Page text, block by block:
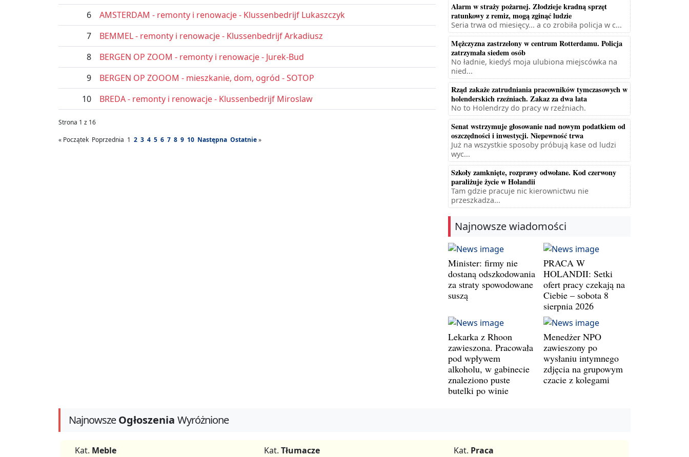
6
AMSTERDAM - remonty i renowacje - Klussenbedrijf Lukaszczyk
7
BEMMEL - remonty i renowacje - Klussenbedrijf Arkadiusz
8
BERGEN OP ZOOM - remonty i renowacje - Jurek-Bud
9
BERGEN OP ZOOOM - mieszkanie, dom, ogród - SOTOP
10
BREDA - remonty i renowacje - Klussenbedrijf Miroslaw
Strona 1 z 16
« Początek Poprzednia 1 2 3 4 5 6 7 8 9 10 Następna Ostatnie»
Alarm w straży pożarnej. Złodzieje kradną sprzęt
ratunkowy z remiz, mogą zginąć ludzie
Seria trwa od miesięcy... a co zrobiła policja w c...
Mężczyzna zastrzelony w centrum Rotterdamu. Policja
zatrzymała siedem osób
No ładnie, kiedyś moja ulubiona miejscówka na
nied...
Rząd zakaże zatrudniania pracowników tymczasowych w
holenderskich rzeźniach. Zakaz za dwa lata
No to Holendrzy do pracy w rzeźniach.
Senat wstrzymuje głosowanie nad nowym podatkiem od
oszczędności i inwestycji. Niepewność trwa
Już na wszystkie sposoby próbują kase od ludzi
wyc...
Szkoły zamknięte, rozprawy odwołane. Kod czerwony
paraliżuje życie w Holandii
Tam gdzie pracuje nic kierownictwu nie
przeszkadza...
Najnowsze wiadomości
Minister: firmy nie
dostaną odszkodowania
za straty spowodowane
suszą
PRACA W
HOLANDII: Setki
ofert pracy czekają na
Ciebie – sobota 8
sierpnia 2026
Lekarka z Rhoon
zawieszona. Pracowała
pod wpływem
alkoholu, w gabinecie
znaleziono puste
butelki po winie
Menedżer NPO
zawieszony po
wysłaniu intymnego
zdjęcia na grupowym
czacie z kolegami
NajnowszeOgłoszenia Wyróżnione
Kat. Meble Kat. Tłumacze Kat. Praca